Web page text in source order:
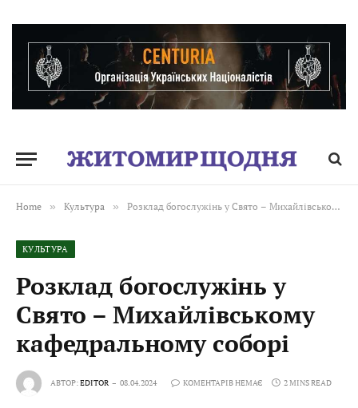
Home » Культура » Розклад богослужінь у Свято – Михайлівському кафедральному соборі
КУЛЬТУРА
Розклад богослужінь у
Свято – Михайлівському
кафедральному соборі
АВТОР:EDITOR 08.04.2024 КОМЕНТАРІВ НЕМАЄ 2 MINS READ